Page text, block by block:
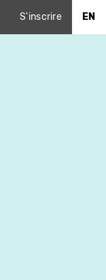
S'inscrire EN